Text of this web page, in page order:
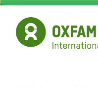
Aller
contenu
principal